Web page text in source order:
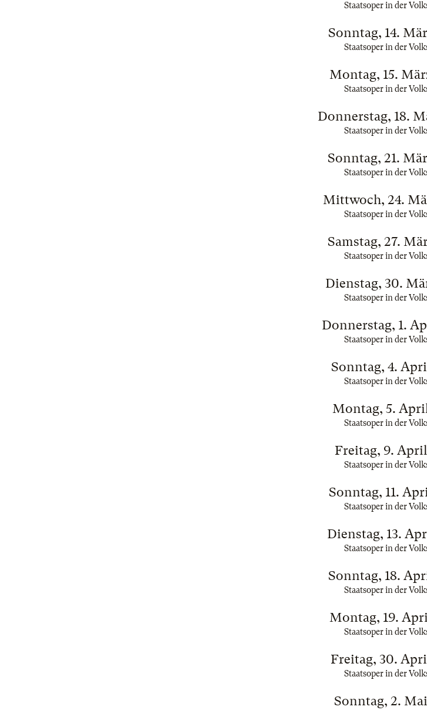
Staatsoper in der
Sonntag, 14.
Staatsoper in der
Montag, 15.
Staatsoper in der
Donnerstag, 18.
Staatsoper in der
Sonntag, 21.
Staatsoper in der
Mittwoch, 24.
Staatsoper in der
Samstag, 27.
Staatsoper in der
Dienstag, 30.
Staatsoper in der
Donnerstag, 1.
Staatsoper in der
Sonntag, 4.
Staatsoper in der
Montag, 5.
Staatsoper in der
Freitag, 9. April
Staatsoper in der
Sonntag, 11.
Staatsoper in der
Dienstag, 13.
Staatsoper in der
Sonntag, 18.
Staatsoper in der
Montag, 19.
Staatsoper in der
Freitag, 30.
Staatsoper in der
Sonntag, 2.